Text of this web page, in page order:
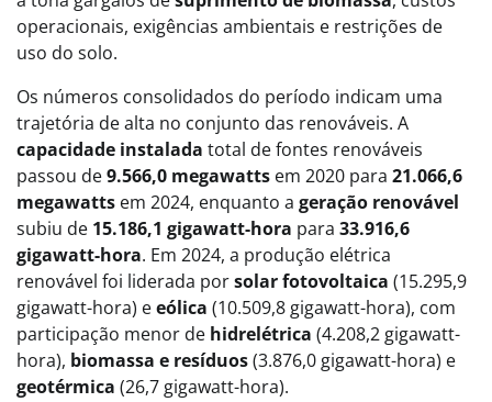
operacionais, exigências ambientais e restrições de
uso do solo.
Os números consolidados do período indicam uma
trajetória de alta no conjunto das renováveis. A
capacidade instalada total de fontes renováveis
passou de9.566,0 megawatts em 2020 para 21.066,6
megawatts em 2024, enquanto a geração renovável
subiu de 15.186,1 gigawatt-hora para 33.916,6
gigawatt-hora. Em 2024, a produção elétrica
renovável foi liderada porsolar fotovoltaica (15.295,9
gigawatt-hora) eeólica (10.509,8 gigawatt-hora), com
participação menor de hidrelétrica (4.208,2 gigawatt-
hora), biomassa e resíduos(3.876,0 gigawatt-hora) e
geotérmica (26,7 gigawatt-hora).